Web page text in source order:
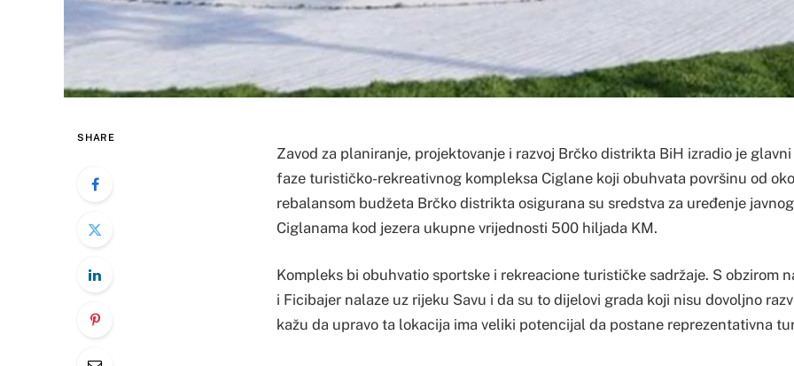
SHARE
Zavod za planiranje, projektovanje i razvoj Brčko distrikta BiH izradio je
faze turističko-rekreativnog kompleksa Ciglane koji obuhvata površinu od
rebalansom budžeta Brčko distrikta osigurana su sredstva za uređenje
Ciglanama kod jezera ukupne vrijednosti 500 hiljada KM.
Kompleks bi obuhvatio sportske i rekreacione turističke sadržaje. S obzirom
i Ficibajer nalaze uz rijeku Savu i da su to dijelovi grada koji nisu dovoljno
kažu da upravo ta lokacija ima veliki potencijal da postane reprezentativna